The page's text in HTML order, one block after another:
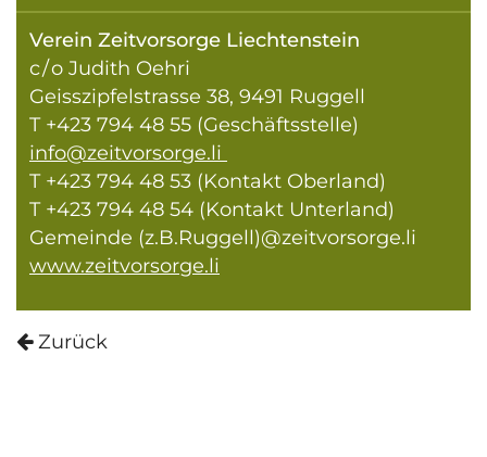
Verein Zeitvorsorge Liechtenstein
c / o Judith Oehri
Geisszipfelstrasse 38, 9491 Ruggell
T +423 794 48 55 (Geschäftsstelle)
info@zeitvorsorge.li
T +423 794 48 53 (Kontakt Oberland)
T +423 794 48 54 (Kontakt Unterland)
Gemeinde (z.B.Ruggell)@zeitvorsorge.li
www.zeitvorsorge.li
Zurück